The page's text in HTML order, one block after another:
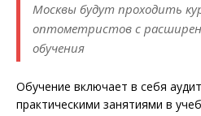
Москвы будут проходить
оптометристов с
обучения
Обучение включает в себя
практическими занятиями в